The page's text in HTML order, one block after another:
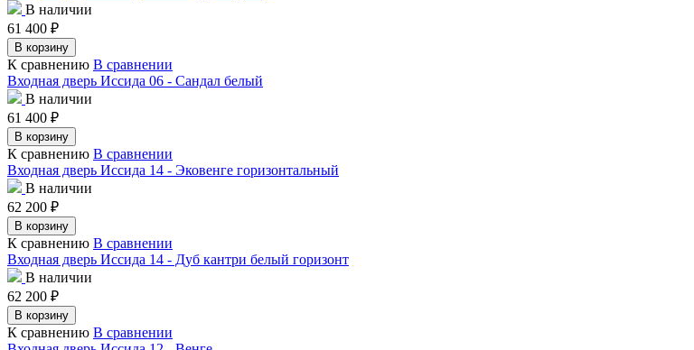
В наличии
61 400 ₽
В корзину
К сравнению В сравнении
Входная дверь Иссида 06 - Сандал белый
В наличии
61 400 ₽
В корзину
К сравнению В сравнении
Входная дверь Иссида 14 - Эковенге горизонтальный
В наличии
62 200 ₽
В корзину
К сравнению В сравнении
Входная дверь Иссида 14 - Дуб кантри белый горизонт
В наличии
62 200 ₽
В корзину
К сравнению В сравнении